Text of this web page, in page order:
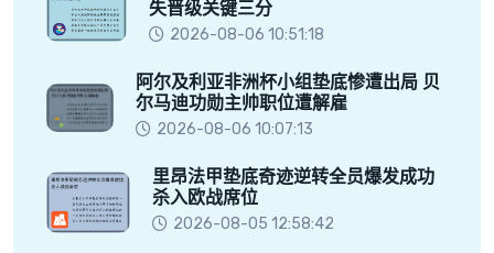
失晋级关键三分
2026-08-06 10:51:18
阿尔及利亚非洲杯小组垫底惨遭出局 贝
尔马迪功勋主帅职位遭解雇
2026-08-06 10:07:13
里昂法甲垫底奇迹逆转全员爆发成功
杀入欧战席位
2026-08-05 12:58:42